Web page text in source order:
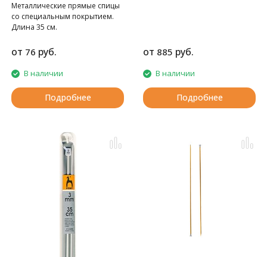
Металлические прямые спицы
со специальным покрытием.
Длина 35 см.
от 76 руб.
В наличии
Подробнее
от 885 руб.
В наличии
Подробнее